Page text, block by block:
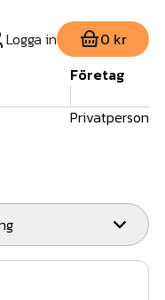
Logga in 0 kr
Företag
Privatperson